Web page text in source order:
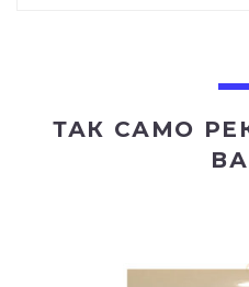
ТАК САМО